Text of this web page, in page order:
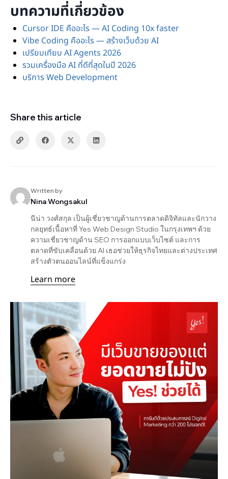
บทความที่เกี่ยวข้อง
Cursor IDE คืออะไร — AI Coding 10x faster
Vibe Coding คืออะไร — สร้างเว็บด้วย AI
เปรียบเทียบ AI Agents 2026
รวมเครื่องมือ AI ที่ดีที่สุดในปี 2026
บริการ Web Development
Share this article
Written by
Nina Wongsakul
นีน่า วงศ์สกุล เป็นผู้เชี่ยวชาญด้านการตลาดดิจิทัลและนักวาง
กลยุทธ์เนื้อหาที่ Yes Web Design Studio ในกรุงเทพฯ ด้วย
ความเชี่ยวชาญด้าน SEO การออกแบบเว็บไซต์ และการ
ตลาดที่ขับเคลื่อนด้วย AI เธอช่วยให้ธุรกิจไทยและต่างประเทศ
สร้างตัวตนออนไลน์ที่แข็งแกร่ง
Learn more